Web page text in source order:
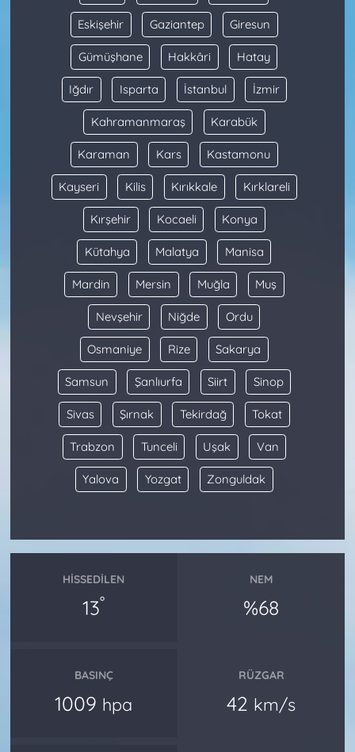
Eskişehir Gaziantep Giresun
Gümüşhane Hakkâri Hatay
Iğdır Isparta İstanbul İzmir
Kahramanmaraş Karabük
Karaman Kars Kastamonu
Kayseri Kilis Kırıkkale Kırklareli
Kırşehir Kocaeli Konya
Kütahya Malatya Manisa
Mardin Mersin Muğla Muş
Nevşehir Niğde Ordu
Osmaniye Rize Sakarya
Samsun Şanlıurfa Siirt Sinop
Sivas Şırnak Tekirdağ Tokat
Trabzon Tunceli Uşak Van
Yalova Yozgat Zonguldak
HISSEDILEN
13°
NEM
%68
BASINÇ
1009 hpa
RÜZGAR
42 km/s